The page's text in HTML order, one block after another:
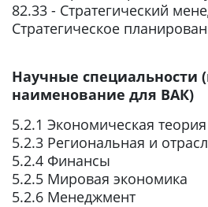
82.33 - Стратегический
Стратегическое
Научные специальности
наименование для ВАК)
5.2.1 Экономическая теория
5.2.3 Региональная и
5.2.4 Финансы
5.2.5 Мировая экономика
5.2.6 Менеджмент